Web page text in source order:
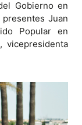
Gobierno en
Juan
Popular en
vicepresidenta